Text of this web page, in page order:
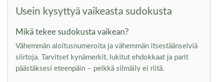
Usein kysyttyä vaikeasta sudokusta
Mikä tekee sudokusta vaikean?
Vähemmän aloitusnumeroita ja vähemmän itsestäänselviä
siirtoja. Tarvitset kynämerkit, lukitut ehdokkaat ja parit
päästäksesi eteenpäin – pelkkä silmäily ei riitä.